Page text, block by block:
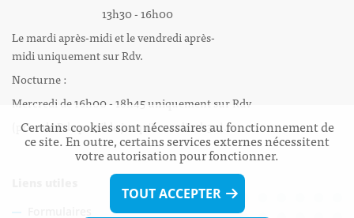
13h30 - 16h00
Le mardi après-midi et le vendredi après-
midi uniquement sur Rdv.
Nocturne :
Mercredi de 16h00 - 18h45 uniquement sur Rdv
(prise de Rdv possible jusqu'à mardi 11h30).
Certains cookies sont nécessaires au fonctionnement de
ce site. En outre, certains services externes nécessitent
votre autorisation pour fonctionner.
TOUT ACCEPTER